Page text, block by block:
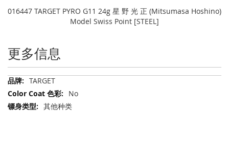
016447 TARGET PYRO G11 24g 星 野 光 正 (Mitsumasa Hoshino)
Model Swiss Point [STEEL]
更多信息
更
多
信
息
TARGET
No
其他种类